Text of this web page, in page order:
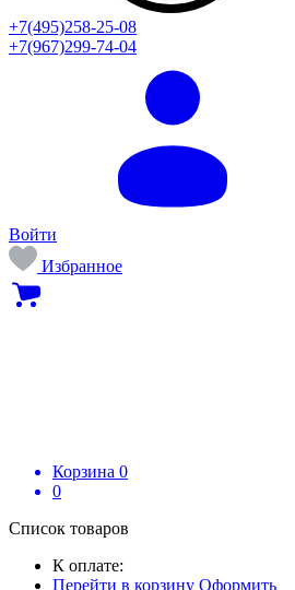
+7(495)258-25-08
+7(967)299-74-04
Войти
Избранное
Корзина 0
0
Список товаров
К оплате:
Перейти в корзину Оформить